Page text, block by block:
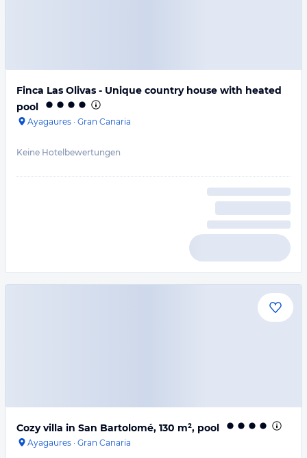
Finca Las Olivas - Unique country house with heated
pool
Ayagaures · Gran Canaria
Keine Hotelbewertungen
Cozy villa in San Bartolomé, 130 m², pool
Ayagaures · Gran Canaria